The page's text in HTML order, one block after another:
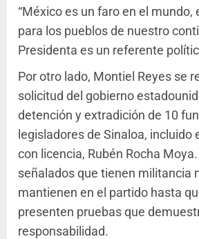
“México es un faro en el
para los pueblos de nuestro
Presidenta es un referente
Por otro lado, Montiel Reyes se
solicitud del gobierno
detención y extradición de 10
legisladores de Sinaloa, incluido
con licencia, Rubén Rocha
señalados que tienen militancia
mantienen en el partido hasta
presenten pruebas que
responsabilidad.